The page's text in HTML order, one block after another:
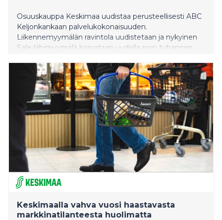
Osuuskauppa Keskimaa uudistaa perusteellisesti ABC
Keljonkankaan palvelukokonaisuuden.
Liikennemyymälän ravintola uudistetaan ja nykyinen
Sale-lähimyymälä korvataan uudella noin tuhannen
vastataan alueen voimakkaaseen kasvuun ja
parannetaan asioinnin sujuvuutta niin paikallisille
asukkaille kuin valtatie 9:n liikenteelle.
Keskimaalla vahva vuosi haastavasta
markkinatilanteesta huolimatta